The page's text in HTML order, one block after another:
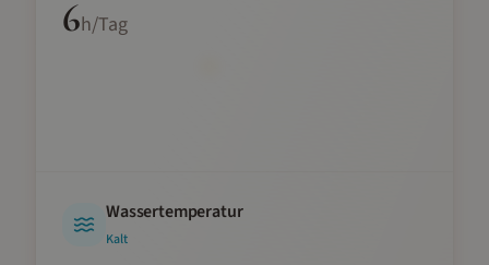
6h/Tag
Wassertemperatur
Kalt